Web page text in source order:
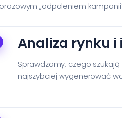
„odpaleniem
Analiza rynku i
Sprawdzamy, czego
najszybciej wygenerować